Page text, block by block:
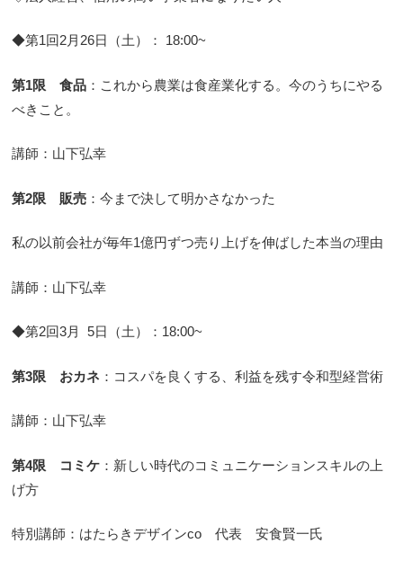
◆第1回2月26日（土）： 18:00~
第1限 食品 ：これから農業は食産業化する。今のうちにやる
べきこと。
講師：山下弘幸
第2限 販売 ：今まで決して明かさなかった
私の以前会社が毎年1億円ずつ売り上げを伸ばした本当の理由
講師：山下弘幸
◆第2回3月 5日（土）：18:00~
第3限 おカネ ：コスパを良くする、利益を残す令和型経営術
講師：山下弘幸
第4限 コミケ ：新しい時代のコミュニケーションスキルの上
げ方
特別講師：はたらきデザインco 代表 安食賢一氏